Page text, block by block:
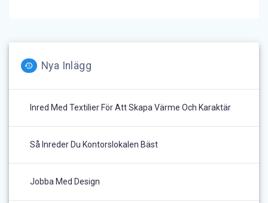
Nya Inlägg
Inred Med Textilier För Att Skapa Värme Och Karaktär
Så Inreder Du Kontorslokalen Bäst
Jobba Med Design